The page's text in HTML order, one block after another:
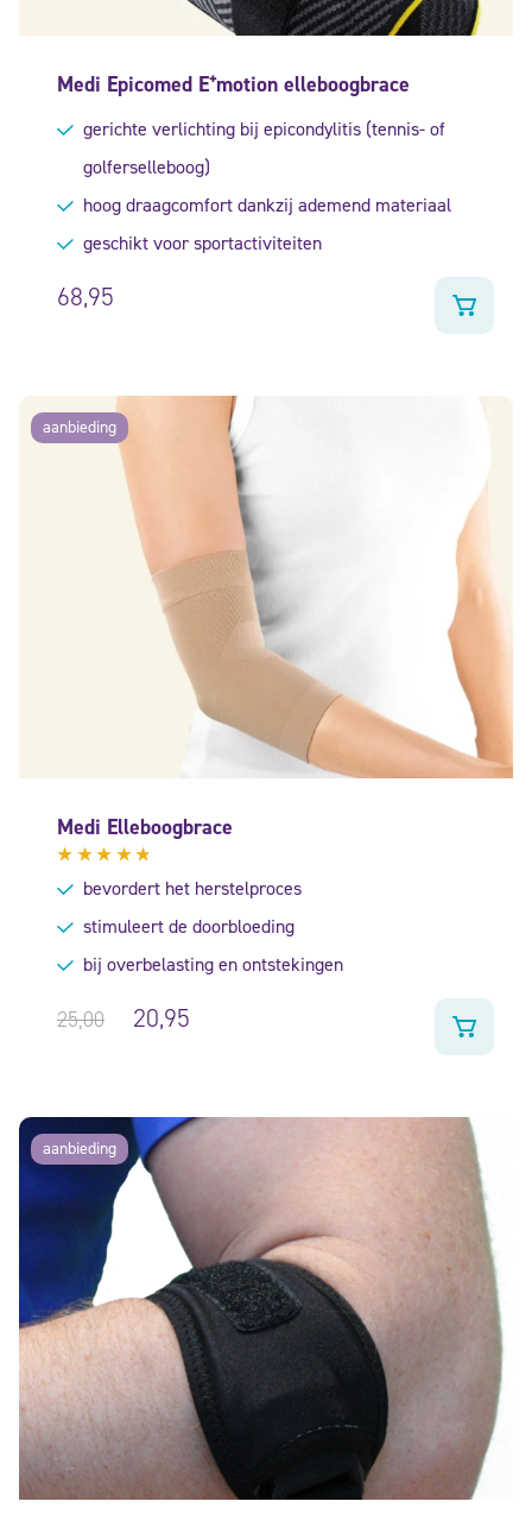
Medi Epicomed E⁺motion elleboogbrace
gerichte verlichting bij epicondylitis (tennis- of
golferselleboog)
hoog draagcomfort dankzij ademend materiaal
geschikt voor sportactiviteiten
68,95
aanbieding
Medi Elleboogbrace
Gewaardeerd
4.57uit
bevordert het herstelproces
stimuleert de doorbloeding
bij overbelasting en ontstekingen
25,00 20,95
aanbieding